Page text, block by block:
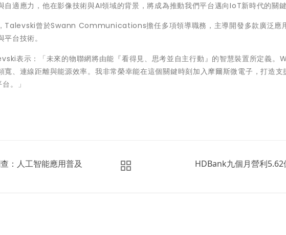
自適應力，他在影像技術與AI領域的背景，將成為推動我們平台邁向IoT新時代的關鍵
Talevski曾於Swann Communications擔任多項領導職務，主導開發多款廣泛應
台技術。
表示：「未來的物聯網將由能『看得見、思考並自主行動』的智慧裝置所定義。
寬、連線距離與能源效率。我非常榮幸能在這個關鍵時刻加入摩爾斯微電子，打造支
。」
：人工智能應用普及
HDBank九個月營利5.62